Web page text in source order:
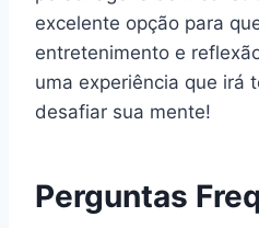
excelente opção para
entretenimento e
uma experiência que irá
desafiar sua mente!
Perguntas